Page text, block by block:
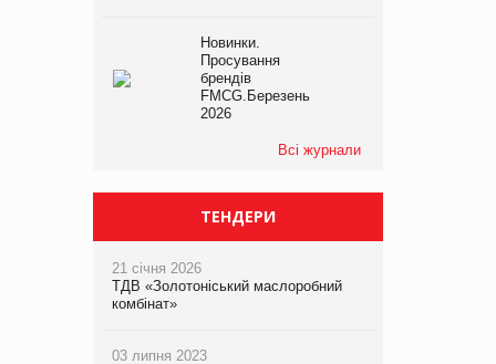
Новинки.
Просування
брендів
FMCG.Березень
2026
Всі журнали
ТЕНДЕРИ
21 січня 2026
ТДВ «Золотоніський маслоробний
комбінат»
03 липня 2023